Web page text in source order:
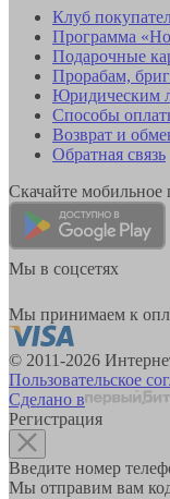
Клуб
Программа
Подарочные
Прорабам,
Юридическим
Способы
Возврат и
Обратная связь
Скачайте
Мы в соцсетях
Мы принимаем к
© 2011-2026
Пользовательское
Сделано в
Регистрация
Введите номер
Мы отправим вам